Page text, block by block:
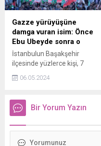
Gazze yürüyüşüne
damga vuran isim: Önce
Ebu Ubeyde sonra o
İstanbulun Başakşehir
ilçesinde yüzlerce kişi, 7
saldırıları altındaki Gazzeye
düzenlendi. Göstericiler
hayatını kaybeden 10
06.05.2024
Bir Yorum Yazın